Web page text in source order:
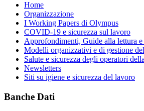
Home
Organizzazione
I Working Papers di Olympus
COVID-19 e sicurezza sul lavoro
Approfondimenti, Guide alla lettura e
Modelli organizzativi e di gestione
Salute e sicurezza degli operatori
Newsletters
Siti su igiene e sicurezza del lavoro
Banche Dati